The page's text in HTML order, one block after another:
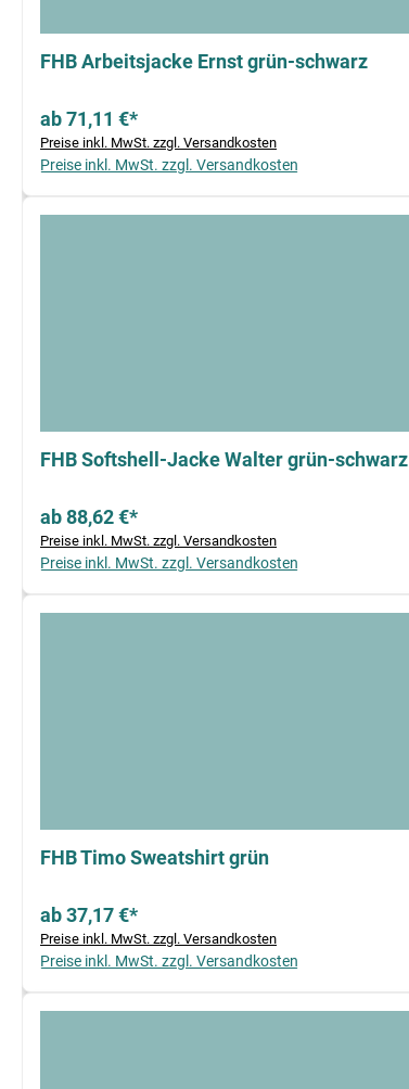
FHB Arbeitsjacke Ernst grün-schwarz
ab 71,11 €*
Preise inkl. MwSt. zzgl. Versandkosten
Preise inkl. MwSt. zzgl. Versandkosten
FHB Softshell-Jacke Walter grün-schwarz
ab 88,62 €*
Preise inkl. MwSt. zzgl. Versandkosten
Preise inkl. MwSt. zzgl. Versandkosten
FHB Timo Sweatshirt grün
ab 37,17 €*
Preise inkl. MwSt. zzgl. Versandkosten
Preise inkl. MwSt. zzgl. Versandkosten